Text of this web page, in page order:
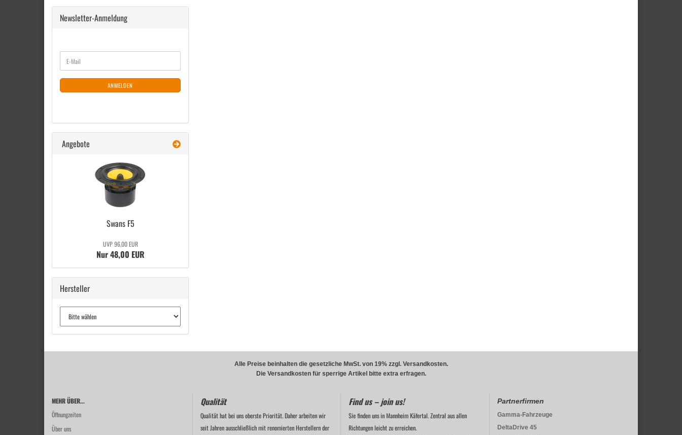
Newsletter-Anmeldung
ZUR
NEWSLETTER-
ANMELDUNG
E-
Mail
ANMELDEN
Angebote
Swans F5
UVP 96,00 EUR
Nur 48,00 EUR
Hersteller
Alle Preise beinhalten die gesetzliche MwSt. von 19% zzgl. Versandkosten.
Die Versandkosten für sperrige Artikel bitte extra erfragen.
MEHR ÜBER...
Öffnungzeiten
Über uns
Qualität
Qualität hat bei uns oberste Priorität. Daher arbeiten wir
seit Jahren ausschließlich mit renomierten Herstellern der
Find us – join us!
Sie finden uns in Mannheim Käfertal. Zentral aus allen
Richtungen leicht zu erreichen.
Partnerfirmen
Gamma-Fahrzeuge
DeltaDrive 45